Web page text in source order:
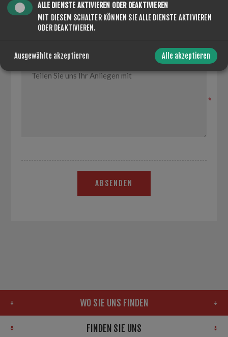
IHRE E-MAIL
ANFRAGE
*
ABSENDEN
WO SIE UNS FINDEN
FINDEN SIE UNS
ALLE DIENSTE AKTIVIEREN ODER DEAKTIVIEREN
MIT DIESEM SCHALTER KÖNNEN SIE ALLE DIENSTE AKTIVIEREN
ODER DEAKTIVIEREN.
Ausgewählte akzeptieren Alle akzeptieren